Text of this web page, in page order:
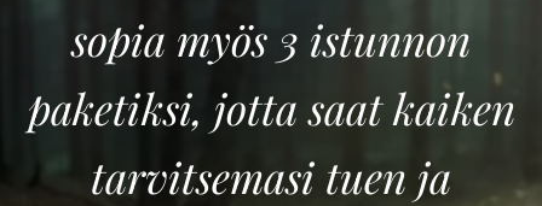
sopia myös 3 istunnon
paketiksi, jotta saat kaiken
tarvitsemasi tuen ja